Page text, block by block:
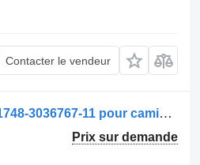
Contacter le vendeur
Commutateur de colonne de direction Comutator Retarder 9521748-3036767-11 pour camion Volvo 9521748 3036767
Prix sur demande